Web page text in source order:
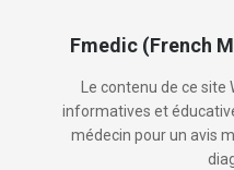
Fmedic (French
Le contenu de ce
informatives et
médecin pour un avis